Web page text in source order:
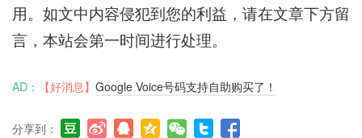
用。如文中内容侵犯到您的利益，请在文章下方留
言，本站会第一时间进行处理。
AD： 【好消息】 Google Voice号码支持自助购买了！
分享到：